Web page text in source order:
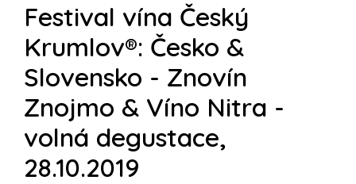
Festival vína Český
Krumlov®: Česko &
Slovensko - Znovín
Znojmo & Víno Nitra -
volná degustace,
28.10.2019